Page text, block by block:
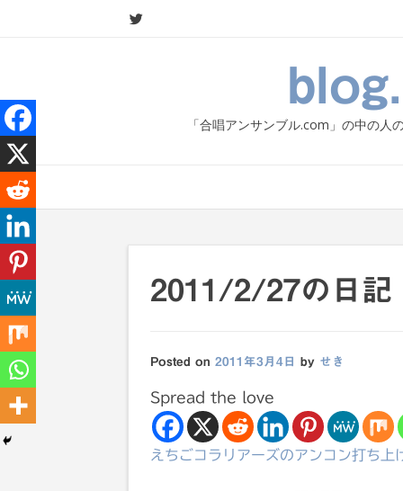
「合唱アンサンブル.com」の中の人
2011/2/27の日記
Posted on 2011年3月4日 by せき
Spread the love
えちごコラリアーズのアンコン打ち上